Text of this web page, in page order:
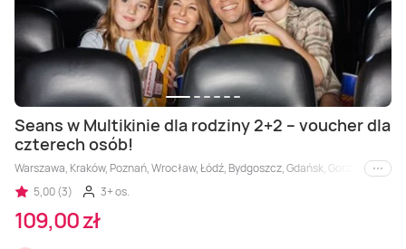
Seans w Multikinie dla rodziny 2+2 – voucher dla
czterech osób!
Warszawa, Kraków, Poznań, Wrocław, Łódź, Bydgoszcz, Gdańsk, Gorzów
i inne
5,00 (3)
3+ os.
109,00 zł